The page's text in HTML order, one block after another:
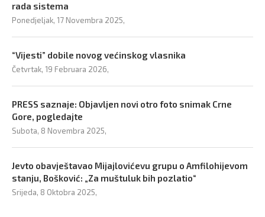
rada sistema
Ponedjeljak, 17 Novembra 2025,
“Vijesti” dobile novog većinskog vlasnika
Četvrtak, 19 Februara 2026,
PRESS saznaje: Objavljen novi otro foto snimak Crne
Gore, pogledajte
Subota, 8 Novembra 2025,
Jevto obavještavao Mijajlovićevu grupu o Amfilohijevom
stanju, Bošković: „Za muštuluk bih pozlatio“
Srijeda, 8 Oktobra 2025,